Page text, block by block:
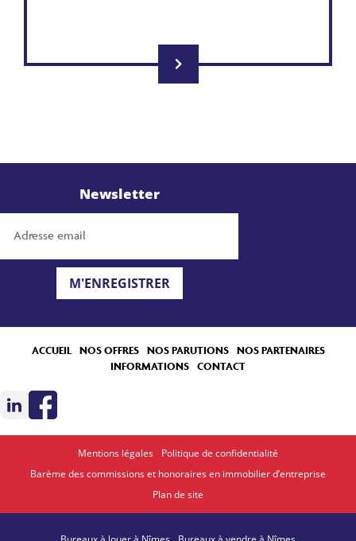
Newsletter
M'ENREGISTRER
ACCUEIL NOS OFFRES NOS PARUTIONS
NOS PARTENAIRES
INFORMATIONS CONTACT
Mentions légales
Politique de confidentialité
Barème des commissions et honoraires en immobilier d’entreprise
Plan de site